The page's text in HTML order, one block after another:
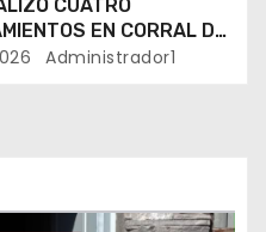
CUATRO
EN CORRAL DE
IFFLINGER
Administrador1